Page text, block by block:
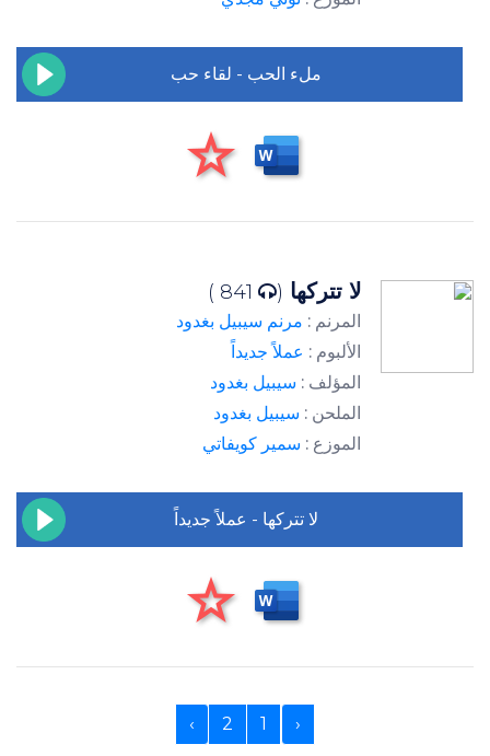
ملء الحب - لقاء حب
لا تتركها (
المرنم : مرنم سيبيل بغدود
الألبوم : عملاً جديداً
المؤلف : سيبيل بغدود
الملحن : سيبيل بغدود
الموزع : سمير كويفاتي
لا تتركها - عملاً جديداً
‹
1
2
›